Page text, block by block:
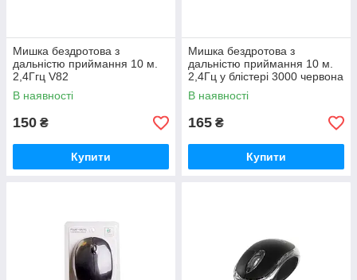
Мишка бездротова з
дальністю приймання 10 м.
2,4Ггц V82
В наявності
150 ₴
Купити
Мишка бездротова з
дальністю приймання 10 м.
2,4Гц у блістері 3000 червона
В наявності
165 ₴
Купити